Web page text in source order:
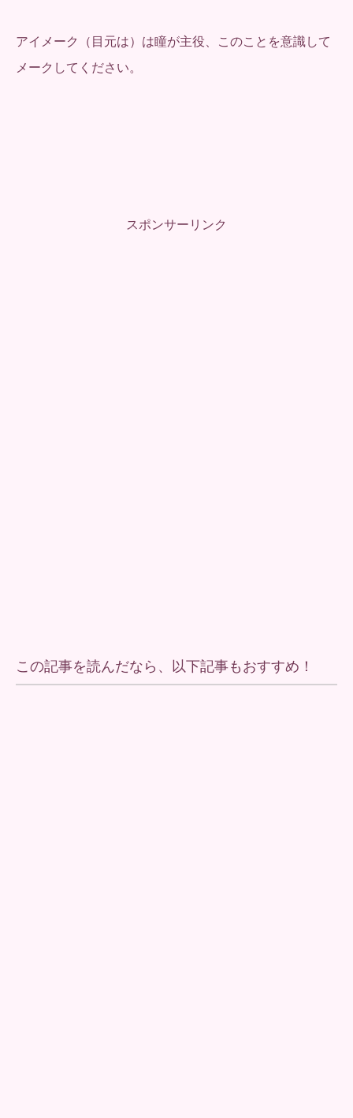
アイメーク（目元は）は瞳が主役、このことを意識して
メークしてください。
スポンサーリンク
この記事を読んだなら、以下記事もおすすめ！